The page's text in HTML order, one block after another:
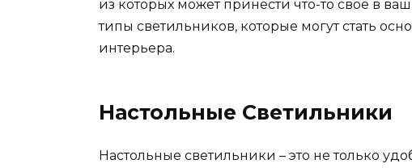
из которых может принести что-то своё в
типы светильников, которые могут стать
интерьера.
Настольные Светильники
Настольные светильники – это не только